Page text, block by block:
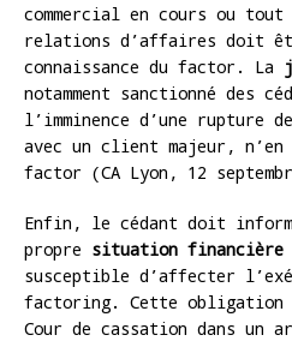
commercial en cours ou
relations d’affaires doit
connaissance du factor. La
notamment sanctionné des
l’imminence d’une rupture
avec un client majeur,
factor (CA Lyon, 12
Enfin, le cédant doit
propre situation financière
susceptible d’affecter
factoring. Cette
Cour de cassation dans un